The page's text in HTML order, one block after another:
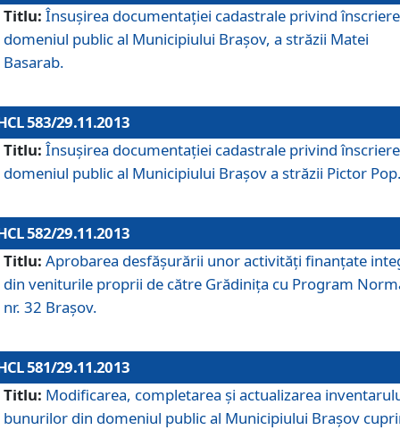
Titlu: Însuşirea documentaţiei cadastrale privind
domeniul public al Municipiului Braşov, a străzii Matei
Basarab.
583/29.11.2013
Titlu: Însuşirea documentaţiei cadastrale privind
domeniul public al Municipiului Braşov a străzii Pictor
582/29.11.2013
Titlu: Aprobarea desfăşurării unor activităţi finanţate
din veniturile proprii de către Grădiniţa cu Program
nr. 32 Braşov.
581/29.11.2013
Titlu: Modificarea, completarea şi actualizarea
bunurilor din domeniul public al Municipiului Braşov